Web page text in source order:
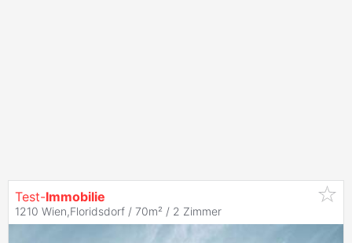
Test-Immobilie
1210 Wien,Floridsdorf / 70m² / 2 Zimmer